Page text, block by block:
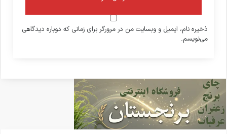
ذخیره نام، ایمیل و وبسایت من در مرورگر برای زمانی که دوباره دیدگاهی
می‌نویسم.